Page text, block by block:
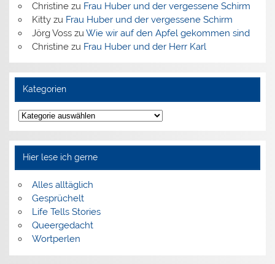
Christinezu Frau Huber und der vergessene Schirm
Kittyzu Frau Huber und der vergessene Schirm
Jörg Vosszu Wie wir auf den Apfel gekommen sind
Christinezu Frau Huber und der Herr Karl
Kategorien
Kategorien
Hier lese ich gerne
Alles alltäglich
Gesprüchelt
Life Tells Stories
Queergedacht
Wortperlen